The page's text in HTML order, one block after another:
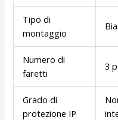
Tipo di
montaggio
Numero di
faretti
3
Grado di
protezione IP